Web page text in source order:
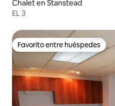
Chalet en Stanstead
EL 3
Favorito entre huéspedes
Favorito entre huéspedes